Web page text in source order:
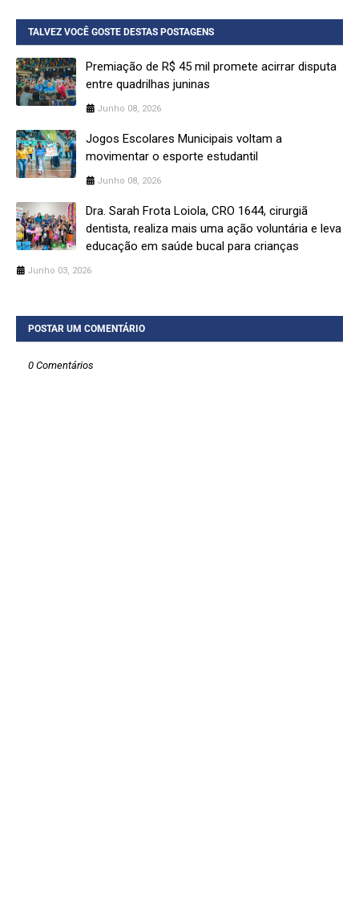
TALVEZ VOCÊ GOSTE DESTAS POSTAGENS
Premiação de R$ 45 mil promete acirrar disputa
entre quadrilhas juninas
Junho 08, 2026
Jogos Escolares Municipais voltam a
movimentar o esporte estudantil
Junho 08, 2026
Dra. Sarah Frota Loiola, CRO 1644, cirurgiã
dentista, realiza mais uma ação voluntária e leva
educação em saúde bucal para crianças
Junho 03, 2026
POSTAR UM COMENTÁRIO
0 Comentários